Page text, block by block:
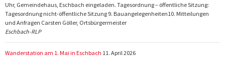
Uhr, Gemeindehaus, Eschbach eingeladen. Tagesordnung – öffentliche Sitzung:
Tagesordnung nicht-öffentliche Sitzung 9. Bauangelegenheiten10. Mitteilungen
und Anfragen Carsten Göller, Ortsbürgermeister
Eschbach-RLP
Wanderstation am 1. Mai in Eschbach 11. April 2026